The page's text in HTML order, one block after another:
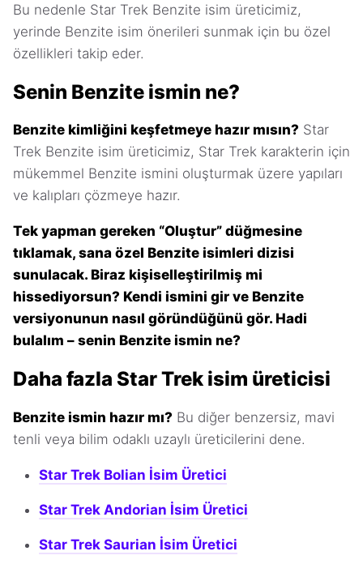
Bu nedenle Star Trek Benzite isim üreticimiz,
yerinde Benzite isim önerileri sunmak için bu özel
özellikleri takip eder.
Senin Benzite ismin ne?
Benzite kimliğini keşfetmeye hazır mısın? Star
Trek Benzite isim üreticimiz, Star Trek karakterin için
mükemmel Benzite ismini oluşturmak üzere yapıları
ve kalıpları çözmeye hazır.
Tek yapman gereken “Oluştur” düğmesine
tıklamak, sana özel Benzite isimleri dizisi
sunulacak. Biraz kişiselleştirilmiş mi
hissediyorsun? Kendi ismini gir ve Benzite
versiyonunun nasıl göründüğünü gör. Hadi
bulalım – senin Benzite ismin ne?
Daha fazla Star Trek isim üreticisi
Benzite ismin hazır mı? Bu diğer benzersiz, mavi
tenli veya bilim odaklı uzaylı üreticilerini dene.
Star Trek Bolian İsim Üretici
Star Trek Andorian İsim Üretici
Star Trek Saurian İsim Üretici